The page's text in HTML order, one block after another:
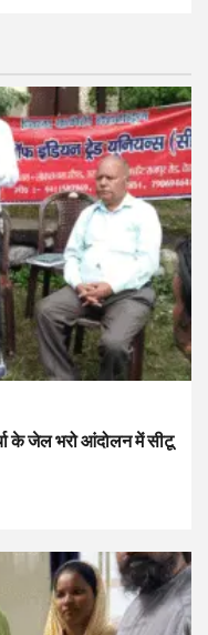
के जेल भरो आंदोलन में सीटू